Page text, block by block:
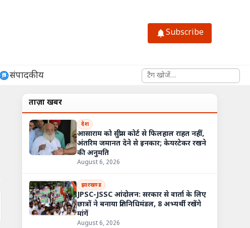
Subscribe
संपादकीय साइट में खोजें
ताज़ा खबरें
देश
आसाराम को सुप्रीम कोर्ट से फिलहाल राहत नहीं,
अंतरिम जमानत देने से इनकार; केयरटेकर रखने
की अनुमति
August 6, 2026
झारखण्ड
JPSC-JSSC आंदोलन: सरकार से वार्ता के लिए
छात्रों ने बनाया प्रतिनिधिमंडल, 8 अभ्यर्थी रखेंगे
मांगें
August 6, 2026